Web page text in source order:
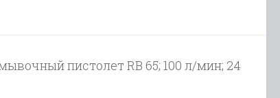
пистолет RB 65; 100 л/мин; 24